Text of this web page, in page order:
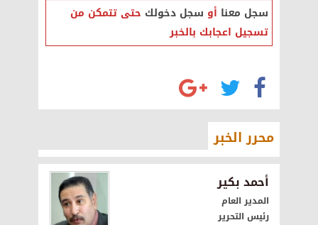
سجل معنا أو سجل دخولك حتى تتمكن من
تسجيل اعجابك بالخبر
محرر الخبر
أحمد بكير
المدير العام
رئيس التحرير